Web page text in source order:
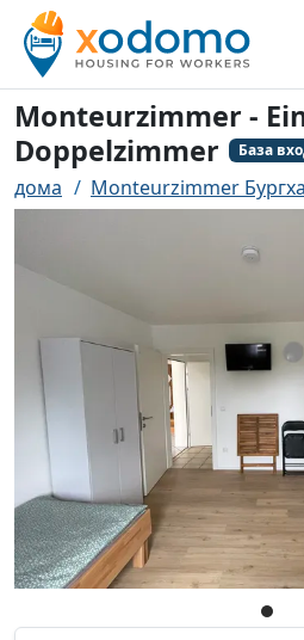
Monteurzimmer -
Doppelzimmer
База
дома Monteurzimmer